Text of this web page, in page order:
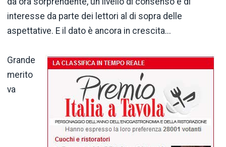
interesse da parte dei lettori al di sopra delle
aspettative. E il dato è ancora in crescita...
Grande
merito
va